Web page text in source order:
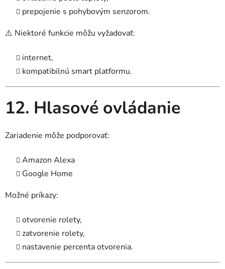
prepojenie s pohybovým senzorom.
⚠️ Niektoré funkcie môžu vyžadovať:
internet,
kompatibilnú smart platformu.
12. Hlasové ovládanie
Zariadenie môže podporovať:
Amazon Alexa
Google Home
Možné príkazy:
otvorenie rolety,
zatvorenie rolety,
nastavenie percenta otvorenia.